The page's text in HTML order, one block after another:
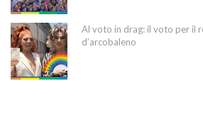
Al voto in drag: il voto per il
d’arcobaleno